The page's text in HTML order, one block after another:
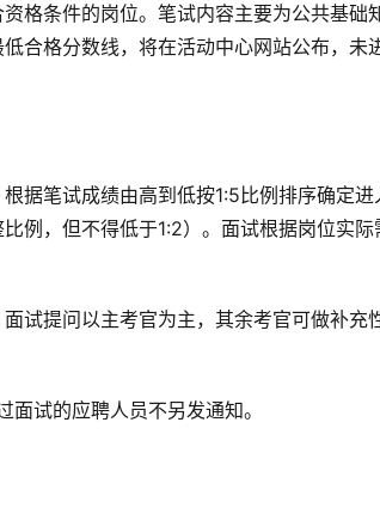
格条件的岗位。笔试内容主要为公共基础
合格分数线，将在活动中心网站公布，未
据笔试成绩由高到低按1:5比例排序确定进
例，但不得低于1:2）。面试根据岗位实际
试提问以主考官为主，其余考官可做补充
试的应聘人员不另发通知。